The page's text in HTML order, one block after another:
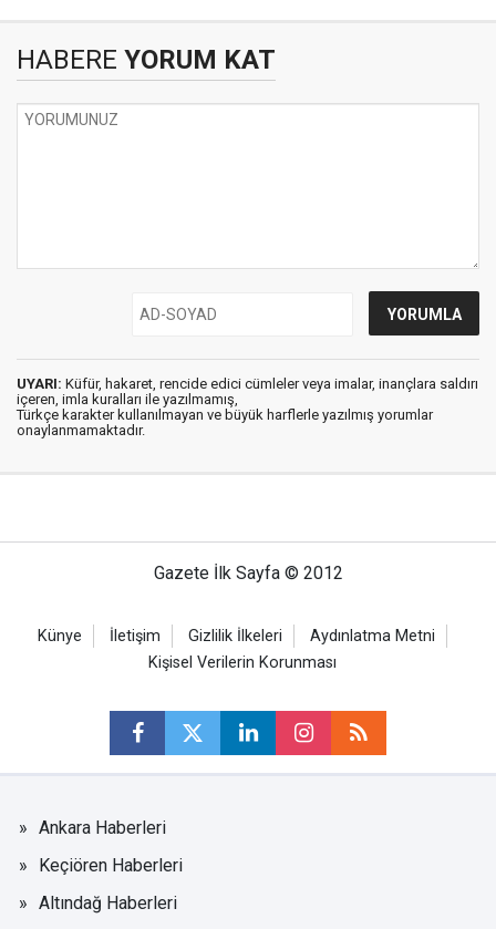
HABERE YORUM KAT
UYARI: Küfür, hakaret, rencide edici cümleler veya imalar, inançlara saldırı
içeren, imla kuralları ile yazılmamış,
Türkçe karakter kullanılmayan ve büyük harflerle yazılmış yorumlar
onaylanmamaktadır.
Gazete İlk Sayfa © 2012
Künye İletişim Gizlilik İlkeleri
Aydınlatma Metni
Kişisel Verilerin Korunması
Ankara Haberleri
Keçiören Haberleri
Altındağ Haberleri